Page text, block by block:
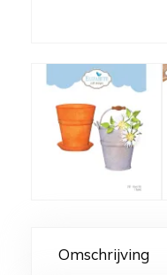
Omschrijving